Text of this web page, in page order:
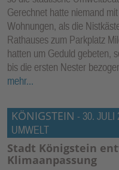
Gerechnet hatte niemand
Wohnungen, als die
Rathauses zum Parkplatz
hatten um Geduld gebeten,
bis die ersten Nester
mehr...
KÖNIGSTEIN - 30. JULI
UMWELT
Stadt Königstein
Klimaanpassung